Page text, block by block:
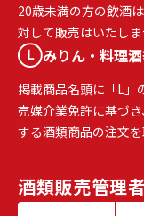
20歳未満の方の飲酒
対して販売はいたしま
みりん・料理
掲載商品名頭に「L」
売媒介業免許に基づ
する酒類商品の注文を
酒類販売管理